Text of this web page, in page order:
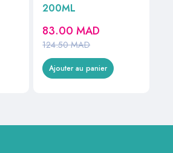
200ML
124.50MAD
83.00MAD
Ajouter au panier